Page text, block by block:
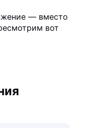
— вместо
вот